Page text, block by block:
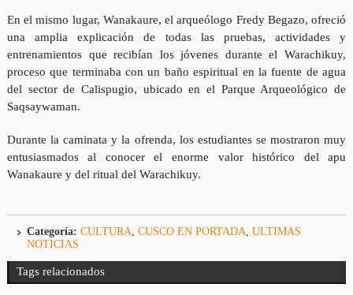
En el mismo lugar, Wanakaure, el arqueólogo Fredy Begazo, ofreció
una amplia explicación de todas las pruebas, actividades y
entrenamientos que recibían los jóvenes durante el Warachikuy,
proceso que terminaba con un baño espiritual en la fuente de agua
del sector de Calispugio, ubicado en el Parque Arqueológico de
Saqsaywaman.
Durante la caminata y la ofrenda, los estudiantes se mostraron muy
entusiasmados al conocer el enorme valor histórico del apu
Wanakaure y del ritual del Warachikuy.
Categoría: CULTURA, CUSCO EN PORTADA, ULTIMAS
NOTICIAS
Tags relacionados